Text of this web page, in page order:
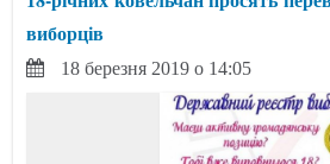
виборців
18 березня 2019 о 14:05